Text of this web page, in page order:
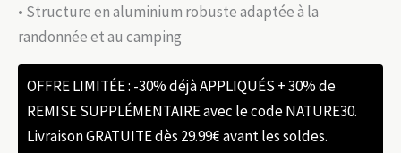
• Structure en aluminium robuste adaptée à la
randonnée et au camping
OFFRE LIMITÉE : -30% déjà APPLIQUÉS + 30% de
REMISE SUPPLÉMENTAIRE avec le code NATURE30.
Livraison GRATUITE dès 29.99€ avant les soldes.